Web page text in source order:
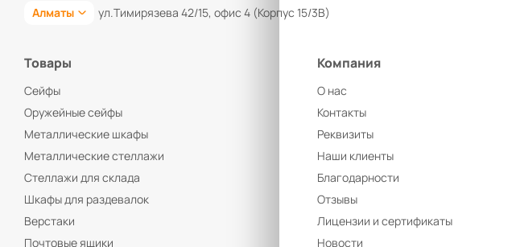
Алматы ул.Тимирязева 42/15, офис 4 (Корпус 15/3В)
Товары
Сейфы
Оружейные сейфы
Металлические шкафы
Металлические стеллажи
Стеллажи для склада
Шкафы для раздевалок
Верстаки
Почтовые ящики
Компания
О нас
Контакты
Реквизиты
Наши клиенты
Благодарности
Отзывы
Лицензии и сертификаты
Новости